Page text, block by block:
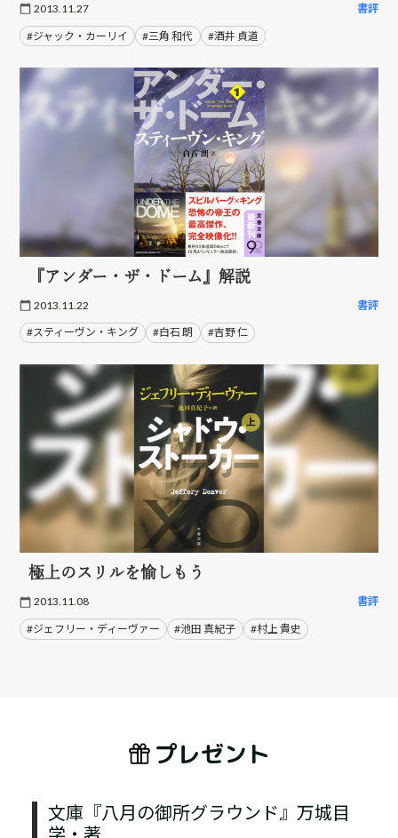
2013.11.27 書評
#ジャック・カーリイ #三角 和代 #酒井 貞道
『アンダー・ザ・ドーム』解説
2013.11.22 書評
#スティーヴン・キング #白石 朗 #吉野 仁
極上のスリルを愉しもう
2013.11.08 書評
#ジェフリー・ディーヴァー #池田 真紀子 #村上 貴史
プレゼント
文庫『八月の御所グラウンド』万城目
学・著